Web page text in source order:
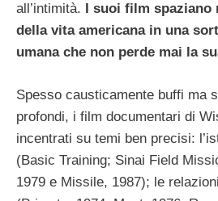
all’intimità. I suoi film spaziano
della vita americana in una
umana che non perde mai la
Spesso causticamente buffi ma
profondi, i film documentari di
incentrati su temi ben precisi:
(Basic Training; Sinai Field
1979 e Missile, 1987); le